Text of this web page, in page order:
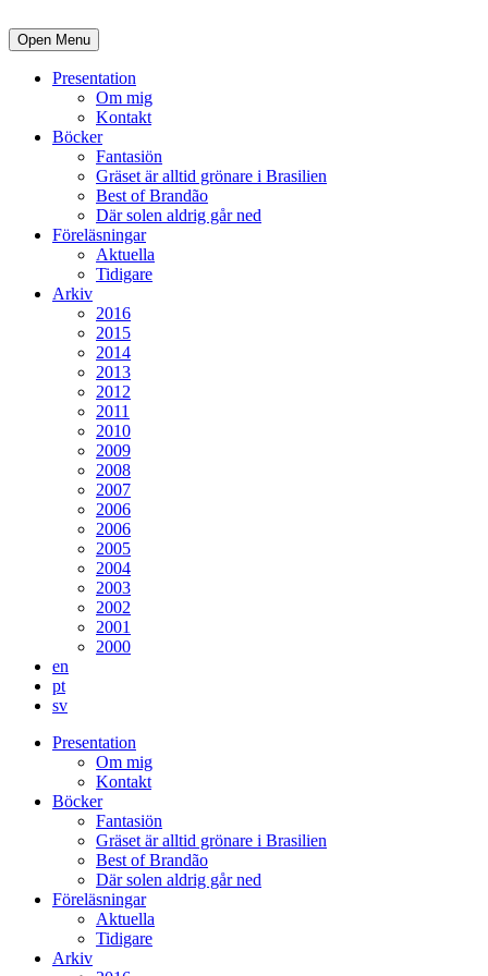
Open Menu
Presentation
Om mig
Kontakt
Böcker
Fantasiön
Gräset är alltid grönare i Brasilien
Best of Brandão
Där solen aldrig går ned
Föreläsningar
Aktuella
Tidigare
Arkiv
2016
2015
2014
2013
2012
2011
2010
2009
2008
2007
2006
2006
2005
2004
2003
2002
2001
2000
en
pt
sv
Presentation
Om mig
Kontakt
Böcker
Fantasiön
Gräset är alltid grönare i Brasilien
Best of Brandão
Där solen aldrig går ned
Föreläsningar
Aktuella
Tidigare
Arkiv